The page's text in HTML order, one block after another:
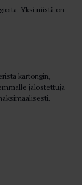
Yksi niistä on
kartongin,
jalostettuja